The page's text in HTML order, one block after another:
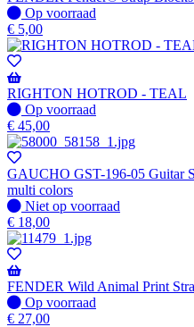
Op
voorraad
Op voorraad
€ 5,00
RIGHTON HOTROD - TEAL
Op
voorraad
Op voorraad
€ 45,00
GAUCHO GST-196-05 Guitar
multi colors
Niet
op
voorraad
Niet op voorraad
€ 18,00
FENDER Wild Animal Print
Op
voorraad
Op voorraad
€ 27,00